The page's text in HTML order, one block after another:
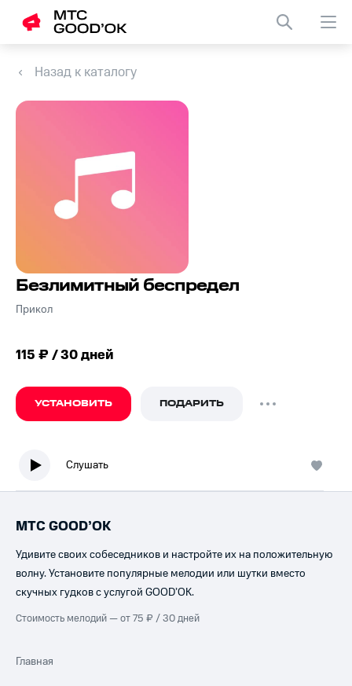
Назад к каталогу
Безлимитный беспредел
Прикол
115 ₽ / 30 дней
УСТАНОВИТЬ ПОДАРИТЬ
Слушать
МТС GOOD’OK
Удивите своих собеседников и настройте их на положительную
волну. Установите популярные мелодии или шутки вместо
скучных гудков с услугой GOOD’OK.
Стоимость мелодий — от 75 ₽ / 30 дней
Главная